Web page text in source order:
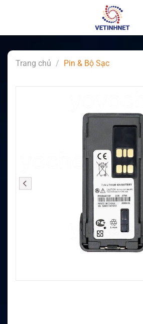
Trang chủ / Pin & Bộ Sạc